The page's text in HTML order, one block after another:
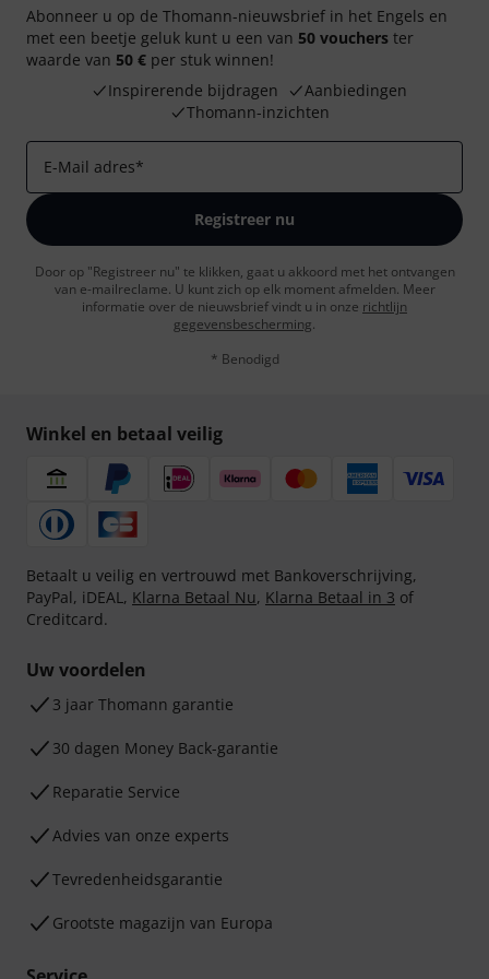
Abonneer u op de Thomann-nieuwsbrief in het Engels en
met een beetje geluk kunt u een van 50 vouchers ter
waarde van 50 € per stuk winnen!
Inspirerende bijdragen
Aanbiedingen
Thomann-inzichten
E-Mail adres*
Registreer nu
Door op "Registreer nu" te klikken, gaat u akkoord met het ontvangen
van e-mailreclame. U kunt zich op elk moment afmelden. Meer
informatie over de nieuwsbrief vindt u in onze richtlijn
gegevensbescherming.
* Benodigd
Winkel en betaal veilig
Betaalt u veilig en vertrouwd met Bankoverschrijving,
PayPal, iDEAL, Klarna Betaal Nu, Klarna Betaal in 3 of
Creditcard.
Uw voordelen
3 jaar Thomann garantie
30 dagen Money Back-garantie
Reparatie Service
Advies van onze experts
Tevredenheidsgarantie
Grootste magazijn van Europa